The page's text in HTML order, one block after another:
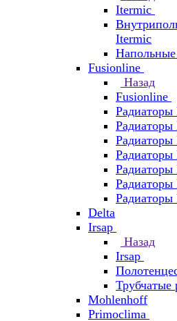
Itermic
Itermic
Fusionline
Назад
Fusionline
Радиаторы
Delta
Irsap
Назад
Irsap
Трубчатые
Mohlenhoff
Primoclima